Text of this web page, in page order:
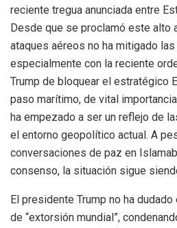
reciente tregua anunciada entre
Desde que se proclamó este alto
ataques aéreos no ha mitigado
especialmente con la reciente
Trump de bloquear el estratégico
paso marítimo, de vital
ha empezado a ser un reflejo de
el entorno geopolítico actual. A
conversaciones de paz en
consenso, la situación sigue
El presidente Trump no ha
de “extorsión mundial”,